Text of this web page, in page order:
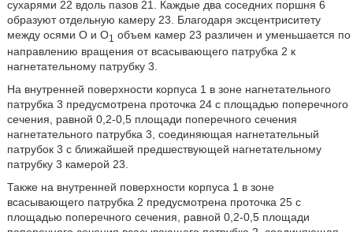
сухарями 22 вдоль пазов 21. Каждые два соседних поршня 6
образуют отдельную камеру 23. Благодаря эксцентриситету
между осями O и O1 объем камер 23 различен и уменьшается по
направлению вращения от всасывающего патрубка 2 к
нагнетательному патрубку 3.
На внутренней поверхности корпуса 1 в зоне нагнетательного
патрубка 3 предусмотрена проточка 24 с площадью поперечного
сечения, равной 0,2-0,5 площади поперечного сечения
нагнетательного патрубка 3, соединяющая нагнетательный
патрубок 3 с ближайшей предшествующей нагнетательному
патрубку 3 камерой 23.
Также на внутренней поверхности корпуса 1 в зоне
всасывающего патрубка 2 предусмотрена проточка 25 с
площадью поперечного сечения, равной 0,2-0,5 площади